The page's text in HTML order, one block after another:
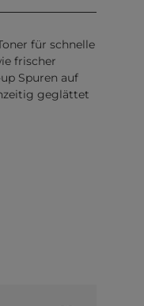
für schnelle
frischer
Spuren auf
geglättet